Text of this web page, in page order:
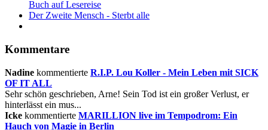
Buch auf Lesereise
Der Zweite Mensch - Sterbt alle
Kommentare
Nadine kommentierte R.I.P. Lou Koller - Mein Leben mit SICK
OF IT ALL
Sehr schön geschrieben, Arne! Sein Tod ist ein großer Verlust, er
hinterlässt ein mus...
Icke kommentierte MARILLION live im Tempodrom: Ein
Hauch von Magie in Berlin